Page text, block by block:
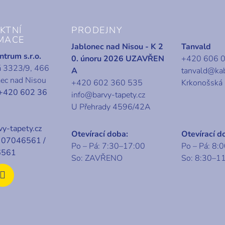
s.r.o.
3323/9, 466
nad Nisou
602 36
tapety.cz
07046561 /
PRODEJNY
Jablonec nad Nisou - K 2
0. únoru 2026 UZAVŘEN
A
+420 602 360 535
info@barvy-tapety.cz
U Přehrady 4596/42A
Tanvald
+420 606
Otevírací doba:
Po – Pá: 7:30–17:00
So: ZAVŘENO
Otevírací
Po – Pá:
So: